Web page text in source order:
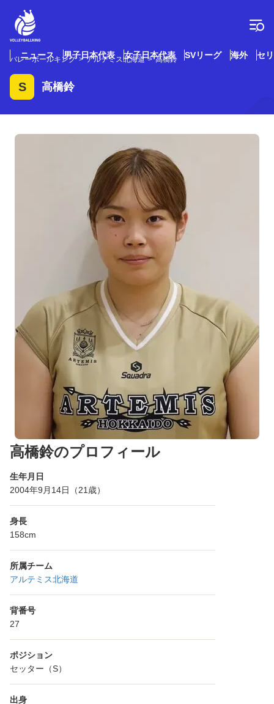
プ
ニュース 男子日本代表 女子日本代表 SVリーグ 海外 セ
バレーボールキング アルテミス北海道 高橋鈴
S 高橋鈴
高橋鈴のプロフィール
生年月日
2004年9月14日（21歳）
身長
158cm
所属チーム
アルテミス北海道
背番号
27
ポジション
セッター（S）
出身